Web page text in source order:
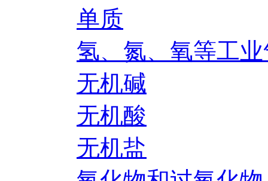
单质
氢、氮、氧等工
无机碱
无机酸
无机盐